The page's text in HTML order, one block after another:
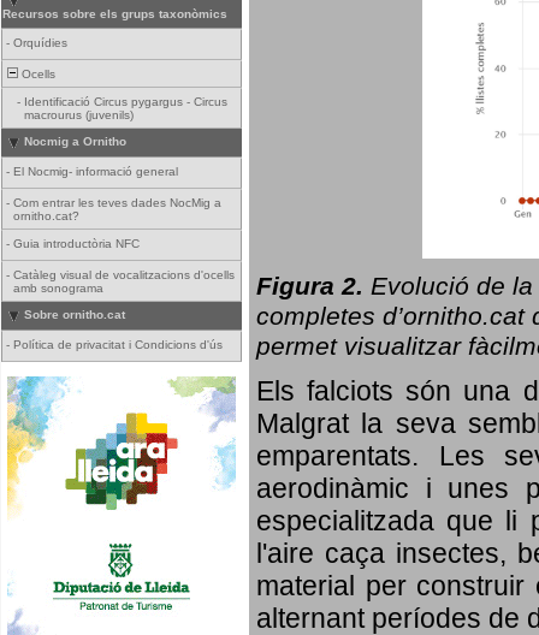
Recursos sobre els grups taxonòmics
- Orquídies
Ocells
- Identificació Circus pygargus - Circus
macrourus (juvenils)
Nocmig a Ornitho
- El Nocmig- informació general
- Com entrar les teves dades NocMig a
ornitho.cat?
- Guia introductòria NFC
- Catàleg visual de vocalitzacions d'ocells
amb sonograma
Sobre ornitho.cat
- Política de privacitat i Condicions d'ús
Figura 2. Evolució de la
completes d’ornitho.cat
permet visualitzar
Els falciots són una
Malgrat la seva
emparentats. Les
aerodinàmic i unes
especialitzada que li
l'aire caça insectes,
material per
alternant períodes de